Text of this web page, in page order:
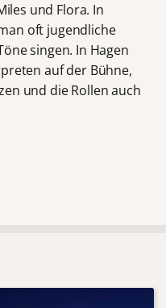
und Flora. In
oft jugendliche
singen. In Hagen
auf der Bühne,
und die Rollen auch